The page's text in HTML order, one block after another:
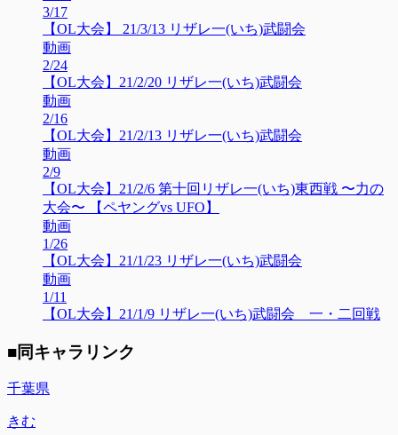
3/17
【OL大会】 21/3/13 リザレ一(いち)武闘会
動画
2/24
【OL大会】21/2/20 リザレ一(いち)武闘会
動画
2/16
【OL大会】21/2/13 リザレ一(いち)武闘会
動画
2/9
【OL大会】21/2/6 第十回リザレ一(いち)東西戦 〜力の
大会〜 【ペヤングvs UFO】
動画
1/26
【OL大会】21/1/23 リザレ一(いち)武闘会
動画
1/11
【OL大会】21/1/9 リザレ一(いち)武闘会 一・二回戦
■同キャラリンク
千葉県
きむ